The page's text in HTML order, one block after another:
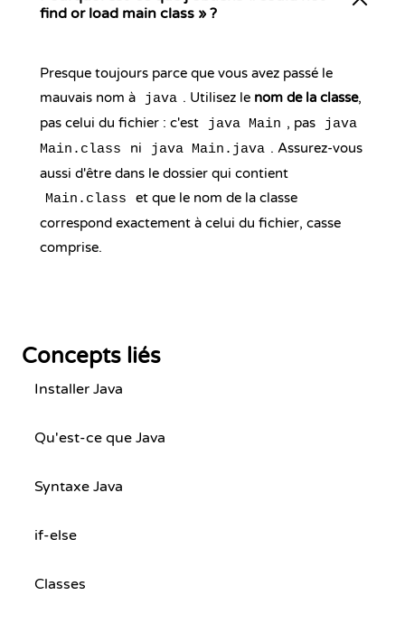
find or load main class » ?
Presque toujours parce que vous avez passé le
mauvais nom à
java . Utilisez le nom de la classe,
pas celui du fichier : c'est
java Main , pas
java
Main.class
ni java Main.java . Assurez-vous
aussi d'être dans le dossier qui contient
Main.class
et que le nom de la classe
correspond exactement à celui du fichier, casse
comprise.
Concepts liés
Installer Java
Qu'est-ce que Java
Syntaxe Java
if-else
Classes